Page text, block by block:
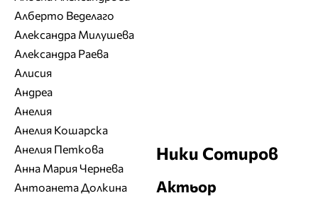
Ники Сотиров
Актьор
Алберто Веделаго
Александра Милушева
Александра Раева
Алисия
Андреа
Анелия
Анелия Кошарска
Анелия Петкова
Анна Мария Чернева
Антоанета Долкина